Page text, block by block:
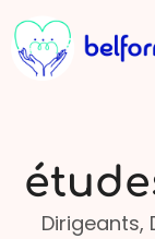
Dirigeants,